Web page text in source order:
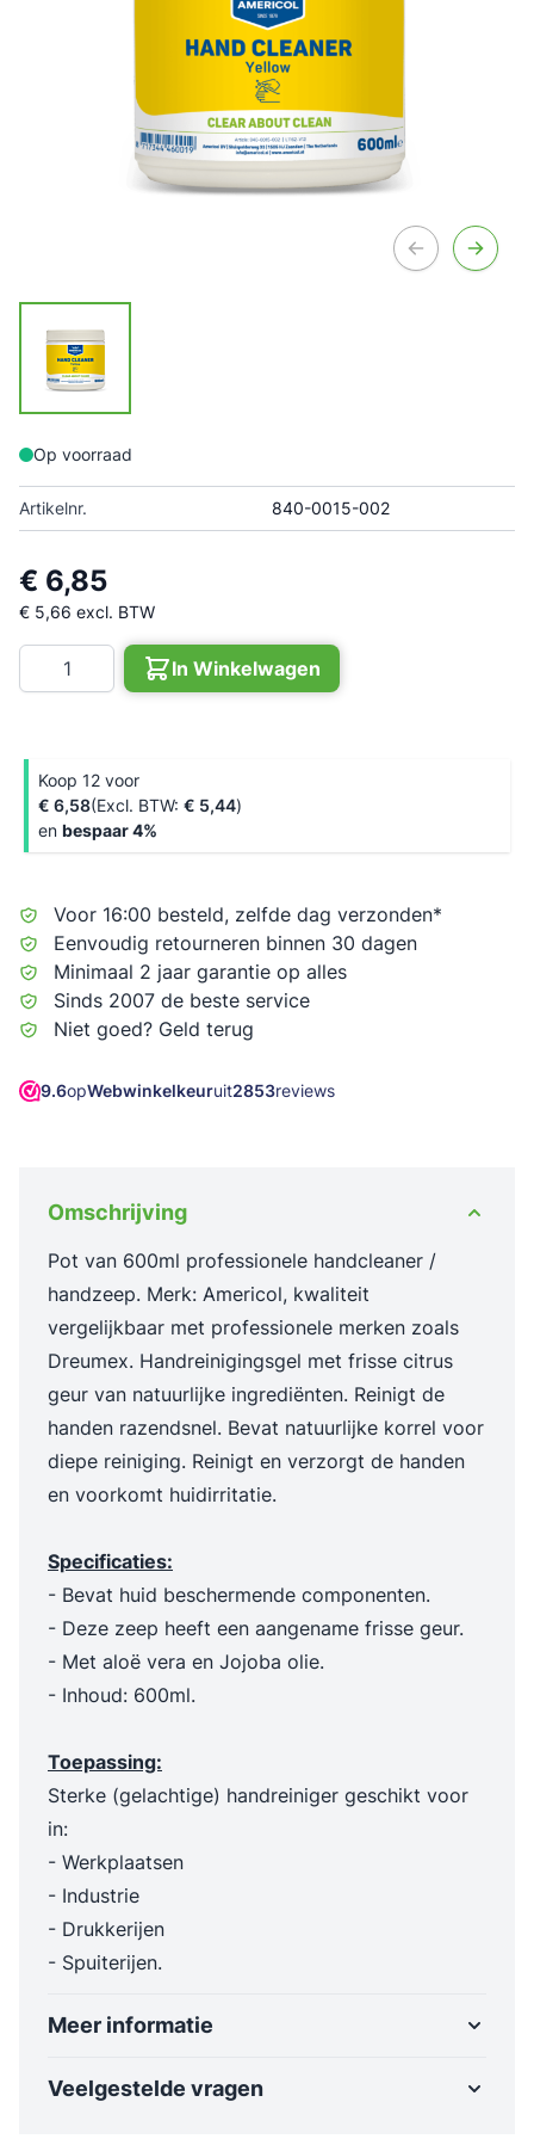
Op voorraad
Artikelnr. 840-0015-002
€ 6,85
€ 5,66 excl. BTW
Aantal
In Winkelwagen
Koop 12 voor
€ 6,58
€ 5,44
en bespaar4%
Voor 16:00 besteld, zelfde dag verzonden*
Eenvoudig retourneren binnen 30 dagen
Minimaal 2 jaar garantie op alles
Sinds 2007 de beste service
Niet goed? Geld terug
9.6opWebwinkelkeuruit2853reviews
Omschrijving
Pot van 600ml professionele handcleaner /
handzeep. Merk: Americol, kwaliteit
vergelijkbaar met professionele merken zoals
Dreumex. Handreinigingsgel met frisse citrus
geur van natuurlijke ingrediënten. Reinigt de
handen razendsnel. Bevat natuurlijke korrel voor
diepe reiniging. Reinigt en verzorgt de handen
en voorkomt huidirritatie.
Specificaties:
- Bevat huid beschermende componenten.
- Deze zeep heeft een aangename frisse geur.
- Met aloë vera en Jojoba olie.
- Inhoud: 600ml.
Toepassing:
Sterke (gelachtige) handreiniger geschikt voor
in:
- Werkplaatsen
- Industrie
- Drukkerijen
- Spuiterijen.
Meer informatie
Veelgestelde vragen